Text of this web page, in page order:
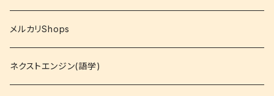
就活
資格
メルカリShops
ネクストエンジン(語学)